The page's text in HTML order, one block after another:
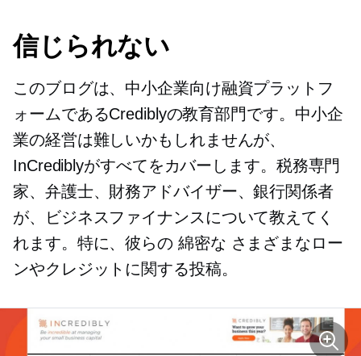
信じられない
このブログは、中小企業向け融資プラットフ
ォームであるCrediblyの教育部門です。中小企
業の経営は難しいかもしれませんが、
InCrediblyがすべてをカバーします。税務専門
家、弁護士、財務アドバイザー、銀行関係者
が、ビジネスファイナンスについて教えてく
れます。特に、彼らの 綿密な さまざまなロー
ンやクレジットに関する投稿。